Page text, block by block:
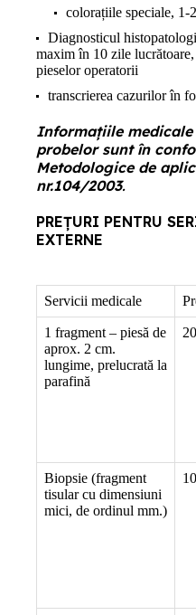
colorațiile speciale, 1-
Diagnosticul
maxim în 10 zile
pieselor operatorii
transcrierea cazurilor în
Informaţiile
probelor sunt în
Metodologice de
nr.104/2003.
PREȚURI PENTRU
EXTERNE
Servicii medicale
1 fragment – piesă de
aprox. 2 cm.
lungime, prelucrată la
parafină
Biopsie (fragment
tisular cu dimensiuni
mici, de ordinul mm.)